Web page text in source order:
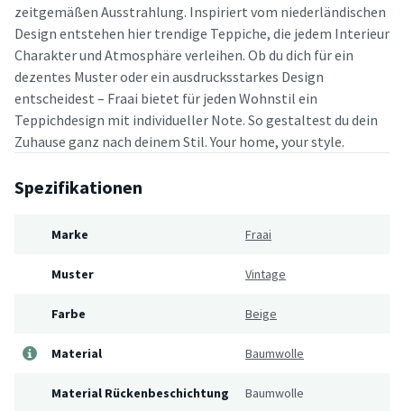
zeitgemäßen Ausstrahlung. Inspiriert vom niederländischen
Design entstehen hier trendige Teppiche, die jedem Interieur
Charakter und Atmosphäre verleihen. Ob du dich für ein
dezentes Muster oder ein ausdrucksstarkes Design
entscheidest – Fraai bietet für jeden Wohnstil ein
Teppichdesign mit individueller Note. So gestaltest du dein
Zuhause ganz nach deinem Stil. Your home, your style.
Spezifikationen
Marke Fraai
Muster Vintage
Farbe Beige
Material Baumwolle
Material Rückenbeschichtung Baumwolle